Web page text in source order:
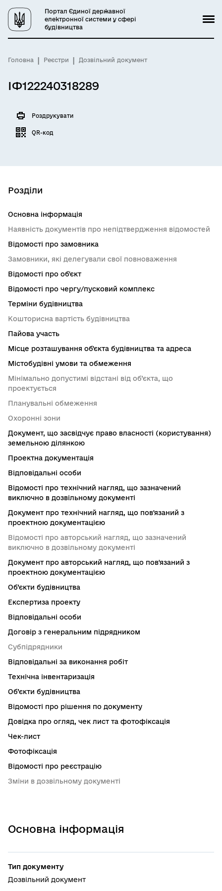
Портал Єдиної державної
електронної системи у сфері
будівництва
Головна Реєстри Дозвільний документ
ІФ122240318289
Роздрукувати
QR-код
Основна інформація
Тип документу
Дозвільний документ
Розділи
Основна інформація
Наявність документів про непідтвердження відомостей
Відомості про замовника
Замовники, які делегували свої повноваження
Відомості про об'єкт
Відомості про чергу/пусковий комплекс
Терміни будівництва
Кошторисна вартість будівництва
Пайова участь
Місце розташування об'єкта будівництва та адреса
Містобудівні умови та обмеження
Мінімально допустимі відстані від об’єкта, що
проектується
Планувальні обмеження
Охоронні зони
Документ, що засвідчує право власності (користування)
земельною ділянкою
Проектна документація
Відповідальні особи
Відомості про технічний нагляд, що зазначений
виключно в дозвільному документі
Документ про технічний нагляд, що пов'язаний з
проектною документацією
Відомості про авторський нагляд, що зазначений
виключно в дозвільному документі
Документ про авторський нагляд, що пов'язаний з
проектною документацією
Об’єкти будівництва
Експертиза проекту
Відповідальні особи
Договір з генеральним підрядником
Субпідрядники
Відповідальні за виконання робіт
Технічна інвентаризація
Об’єкти будівництва
Відомості про рішення по документу
Довідка про огляд, чек лист та фотофіксація
Чек-лист
Фотофіксація
Відомості про реєстрацію
Зміни в дозвільному документі